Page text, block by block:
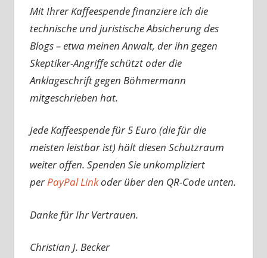
Mit Ihrer Kaffeespende finanziere ich die
technische und juristische Absicherung des
Blogs – etwa meinen Anwalt, der ihn gegen
Skeptiker-Angriffe schützt oder die
Anklageschrift gegen Böhmermann
mitgeschrieben hat.
Jede Kaffeespende für 5 Euro (die für die
meisten leistbar ist) hält diesen Schutzraum
weiter offen. Spenden Sie unkompliziert
perPayPal Linkoder über den QR-Code unten.
Danke für Ihr Vertrauen.
Christian J. Becker